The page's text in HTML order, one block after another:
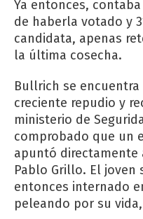
Ya entonces,
de haberla votado y
candidata, apenas
la última cosecha.
Bullrich se
creciente repudio y
ministerio de
comprobado que un
apuntó directamente
Pablo Grillo. El joven
entonces internado
peleando por su